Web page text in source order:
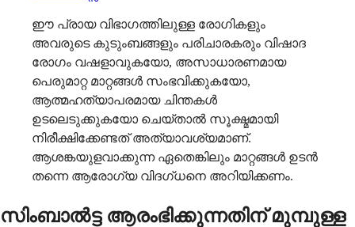
ഈ പ്രായ വിഭാഗത്തിലുള്ള രോഗികളും
അവരുടെ കുടുംബങ്ങളും പരിചാരകരും വിഷാദ
രോഗം വഷളാവുകയോ, അസാധാരണമായ
പെരുമാറ്റ മാറ്റങ്ങൾ സംഭവിക്കുകയോ,
ആത്മഹത്യാപരമായ ചിന്തകൾ
ഉടലെടുക്കുകയോ ചെയ്താൽ സൂക്ഷ്മമായി
നിരീക്ഷിക്കേണ്ടത് അത്യാവശ്യമാണ്.
ആശങ്കയുളവാക്കുന്ന ഏതെങ്കിലും മാറ്റങ്ങൾ ഉടൻ
തന്നെ ആരോഗ്യ വിദഗ്ധനെ അറിയിക്കണം.
സിംബാൽട്ട ആരംഭിക്കുന്നതിന് മുമ്പുള്ള